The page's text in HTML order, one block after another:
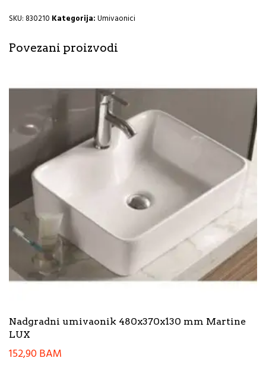
HE
SKU: 830210 Kategorija:Umivaonici
Povezani proizvodi
Nadgradni umivaonik 480x370x130 mm Martine
LUX
152,90BAM